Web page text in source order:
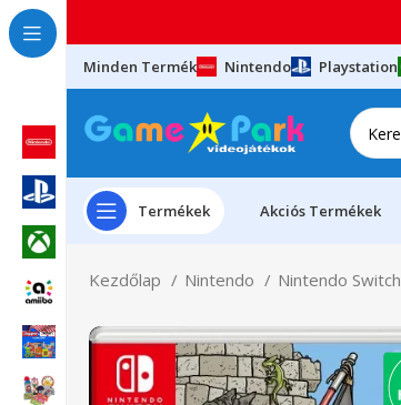
Minden Termék Nintendo Playstation
Termékek Akciós Termékek
Kezdőlap Nintendo Nintendo Switch